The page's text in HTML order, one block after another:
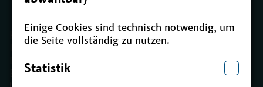
Einige Cookies sind technisch notwendig, um
die Seite vollständig zu nutzen.
Statistik
Kontakt
Impressum
Datenschutz
Erklärung zur Barrierefreiheit